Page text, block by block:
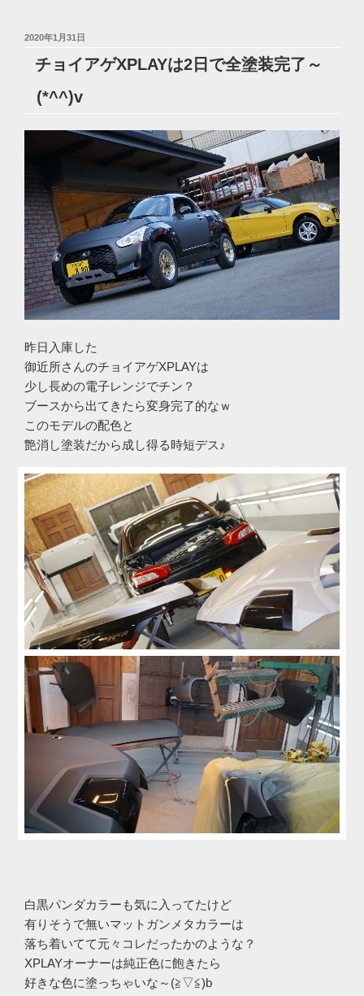
投
2020年1月31日
チョイアゲXPLAYは2日で全塗装完了～
(*^^)v
昨日入庫した
御近所さんのチョイアゲXPLAYは
少し長めの電子レンジでチン？
ブースから出てきたら変身完了的なｗ
このモデルの配色と
艶消し塗装だから成し得る時短デス♪
白黒パンダカラーも気に入ってたけど
有りそうで無いマットガンメタカラーは
落ち着いてて元々コレだったかのような？
XPLAYオーナーは純正色に飽きたら
好きな色に塗っちゃいな～(≧▽≦)b